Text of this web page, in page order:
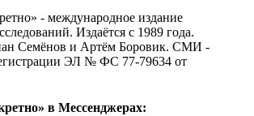
- международное издание
Издаётся с 1989 года.
Семёнов и Артём Боровик. CМИ -
ЭЛ № ФС 77-79634 от
в Мессенджерах: